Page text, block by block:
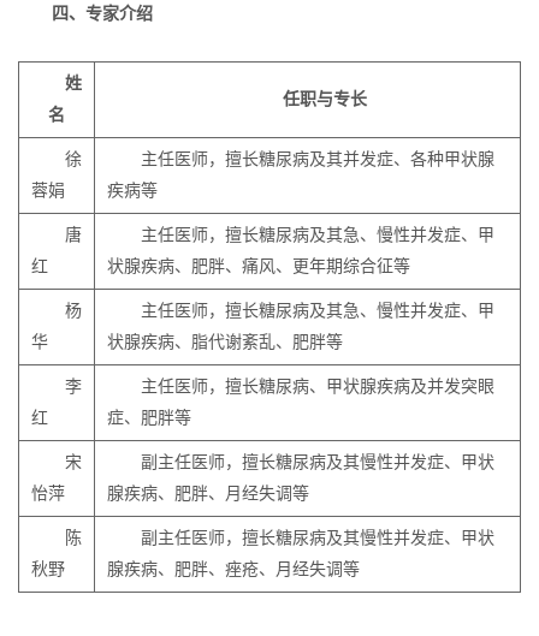
四、专家介绍
姓
名
任职与专长
徐
蓉娟
主任医师，擅长糖尿病及其并发症、各种甲状腺
疾病等
唐
红
主任医师，擅长糖尿病及其急、慢性并发症、甲
状腺疾病、肥胖、痛风、更年期综合征等
杨
华
主任医师，擅长糖尿病及其急、慢性并发症、甲
状腺疾病、脂代谢紊乱、肥胖等
李
红
主任医师，擅长糖尿病、甲状腺疾病及并发突眼
症、肥胖等
宋
怡萍
副主任医师，擅长糖尿病及其慢性并发症、甲状
腺疾病、肥胖、月经失调等
陈
秋野
副主任医师，擅长糖尿病及其慢性并发症、甲状
腺疾病、肥胖、痤疮、月经失调等